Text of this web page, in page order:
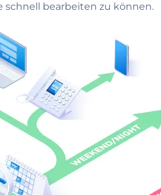
bearbeiten zu können.